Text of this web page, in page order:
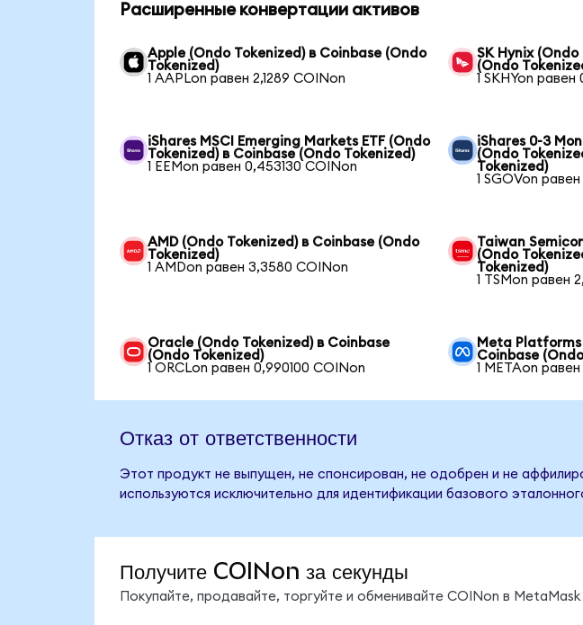
Расширенные конвертации активов
Apple (Ondo Tokenized) в Coinbase (Ondo
Tokenized)
1 AAPLon равен 2,1289 COINon
SK Hynix
(Ondo
1 SKHYon
iShares MSCI Emerging Markets ETF (Ondo
Tokenized) в Coinbase (Ondo Tokenized)
1 EEMon равен 0,453130 COINon
iShares 0-3
(Ondo
Tokenized)
1 SGOVon
AMD (Ondo Tokenized) в Coinbase (Ondo
Tokenized)
1 AMDon равен 3,3580 COINon
Taiwan
(Ondo
Tokenized)
1 TSMon равен
Oracle (Ondo Tokenized) в Coinbase
(Ondo Tokenized)
1 ORCLon равен 0,990100 COINon
Meta Platforms
Coinbase
1 METAon
Отказ от ответственности
Этот продукт не выпущен, не спонсирован, не одобрен и не
используются исключительно для идентификации базового
Получите COINon за секунды
Покупайте, продавайте, торгуйте и обменивайте COINon в